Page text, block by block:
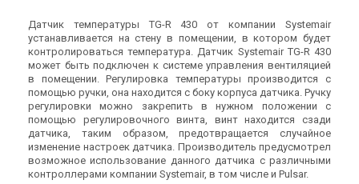
Швеция
Датчик для вентиляции
Systemair TG-K3/PT1000
Цена
3 142 грн3 927 грн
Купить
Швеция
Автоматика для
вентиляции Systemair TG-
A130
Цена
2 150 грн2 687 грн
Купить
В наличии Оставить отзыв
Снят с производства
Оставить отзыв
Датчик температуры TG-R 430 от компании Systemair
устанавливается на стену в помещении, в котором будет
контролироваться температура. Датчик Systemair TG-R 430
может быть подключен к системе управления вентиляцией
в помещении. Регулировка температуры производится с
помощью ручки, она находится с боку корпуса датчика. Ручку
регулировки можно закрепить в нужном положении с
помощью регулировочного винта, винт находится сзади
датчика, таким образом, предотвращается случайное
изменение настроек датчика. Производитель предусмотрел
возможное использование данного датчика с различными
контроллерами компании Systemair, в том числе и Pulsar.